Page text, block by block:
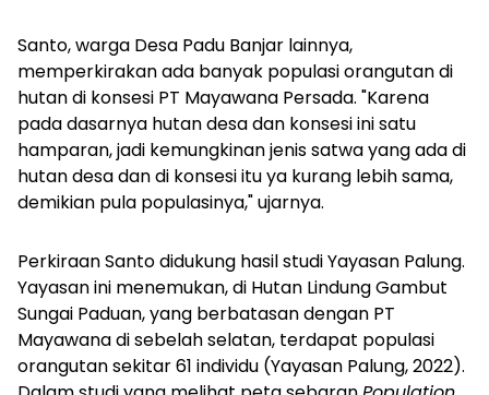
Santo, warga Desa Padu Banjar lainnya,
memperkirakan ada banyak populasi orangutan di
hutan di konsesi PT Mayawana Persada. "Karena
pada dasarnya hutan desa dan konsesi ini satu
hamparan, jadi kemungkinan jenis satwa yang ada di
hutan desa dan di konsesi itu ya kurang lebih sama,
demikian pula populasinya," ujarnya.
Perkiraan Santo didukung hasil studi Yayasan Palung.
Yayasan ini menemukan, di Hutan Lindung Gambut
Sungai Paduan, yang berbatasan dengan PT
Mayawana di sebelah selatan, terdapat populasi
orangutan sekitar 61 individu (Yayasan Palung, 2022).